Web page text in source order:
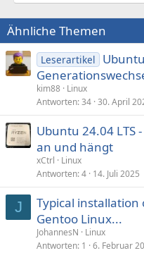
Ähnliche Themen
Leserartikel
kim88 Linux
Antworten 34 30. April
Ubuntu 24.04 LTS
an und hängt
xCtrl
Linux
Antworten 4 14. Juli 2025
J
Typical installation
Gentoo Linux...
JohannesN
Linux
Antworten 1 6. Februar